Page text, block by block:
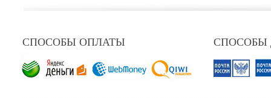
СПОСОБЫ ОПЛАТЫ СПОСОБЫ